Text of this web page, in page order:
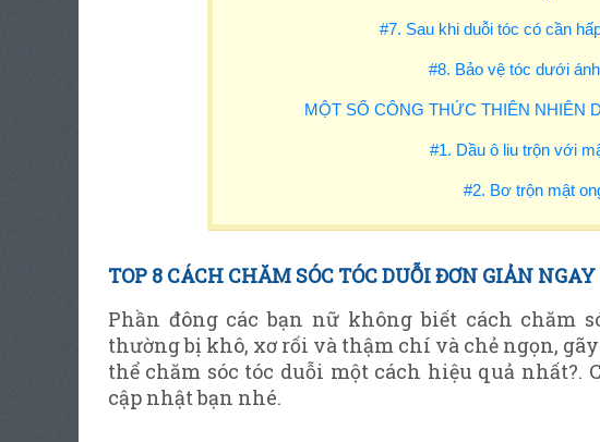
#7. Sau khi duỗi tóc có cần
#8. Bảo vệ tóc dưới
MỘT SỐ CÔNG THỨC THIÊN NHIÊN
#1. Dầu ô liu trộn với
#2. Bơ trộn mật
TOP 8 CÁCH CHĂM SÓC TÓC DUỖI ĐƠN GIẢN
Phần đông các bạn nữ không biết cách chăm
thường bị khô, xơ rối và thậm chí và chẻ ngọn,
thể chăm sóc tóc duỗi một cách hiệu quả nhất?.
cập nhật bạn nhé.